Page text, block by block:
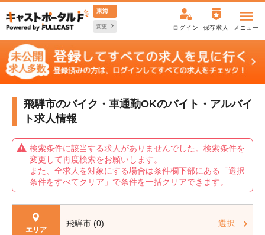
東海
変更 ログイン 保存求人 メニュー
飛騨市のバイク・車通勤OKのバイト・アルバイ
ト求人情報
検索条件に該当する求人がありませんでした。検索条件を
変更して再度検索をお願いします。
また、全求人を対象にする場合は条件欄下部にある「選択
条件をすべてクリア」で条件を一括クリアできます。
エリア
飛騨市 (0) 選択